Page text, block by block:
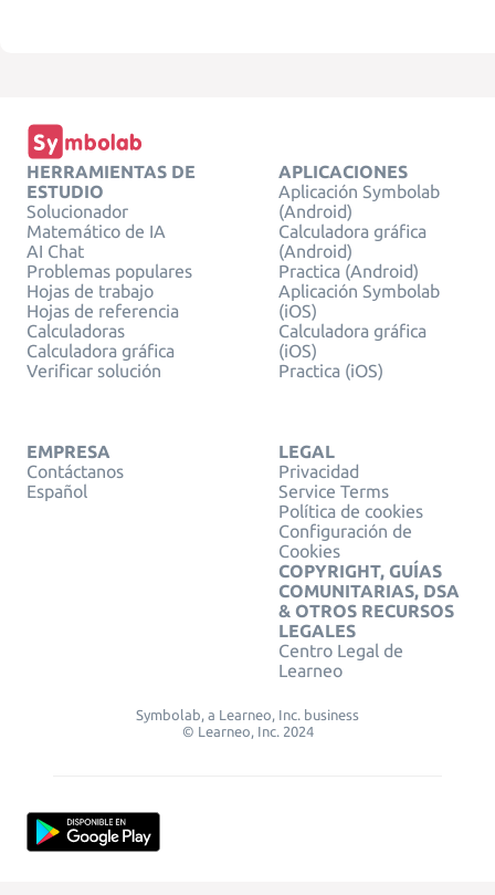
HERRAMIENTAS DE
ESTUDIO
Solucionador
Matemático de IA
AI Chat
Problemas populares
Hojas de trabajo
Hojas de referencia
Calculadoras
Calculadora gráfica
Verificar solución
APLICACIONES
Aplicación Symbolab
(Android)
Calculadora gráfica
(Android)
Practica (Android)
Aplicación Symbolab
(iOS)
Calculadora gráfica
(iOS)
Practica (iOS)
EMPRESA
Contáctanos
Español
LEGAL
Privacidad
Service Terms
Política de cookies
Configuración de
Cookies
COPYRIGHT, GUÍAS
COMUNITARIAS, DSA
& OTROS RECURSOS
LEGALES
Centro Legal de
Learneo
Symbolab, a Learneo, Inc. business
© Learneo, Inc. 2024